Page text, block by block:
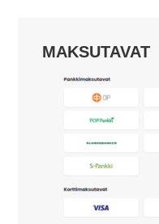
MAKSUTAVAT